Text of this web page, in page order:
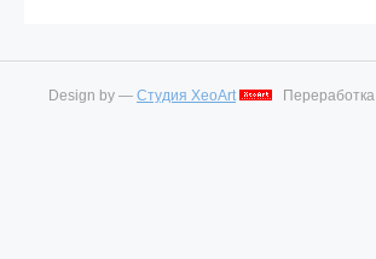
Design by — Студия XeoArt Переработка